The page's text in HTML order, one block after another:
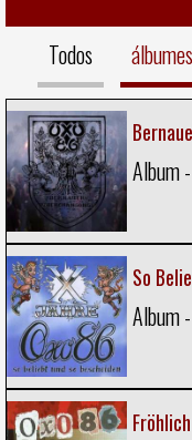
Todos álbumes
Album -
So
Album -